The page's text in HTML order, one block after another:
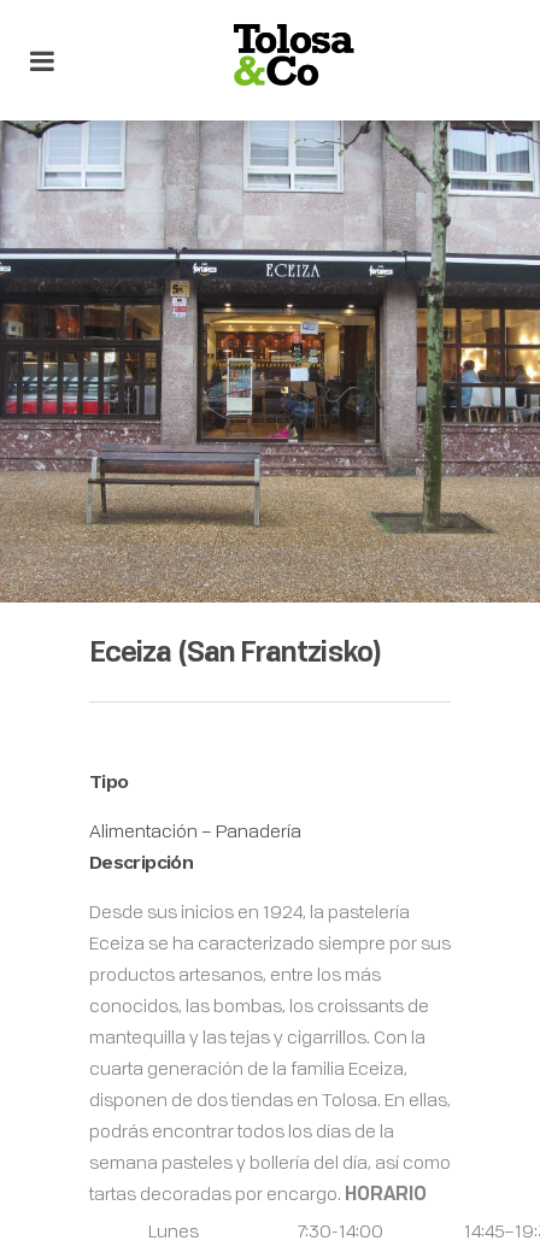
Eceiza (San Frantzisko)
Tipo
Alimentación – Panadería
Descripción
Desde sus inicios en 1924, la pastelería
Eceiza se ha caracterizado siempre por sus
productos artesanos, entre los más
conocidos, las bombas, los croissants de
mantequilla y las tejas y cigarrillos. Con la
cuarta generación de la familia Eceiza,
disponen de dos tiendas en Tolosa. En ellas,
podrás encontrar todos los días de la
semana pasteles y bollería del día, así como
tartas decoradas por encargo. HORARIO
Lunes
7:30-14:00